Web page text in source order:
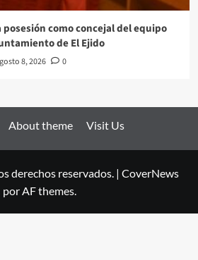
posesión como concejal del equipo
de El Ejido
8, 2026 0
About theme Visit Us
derechos reservados. | CoverNews
por AF themes.